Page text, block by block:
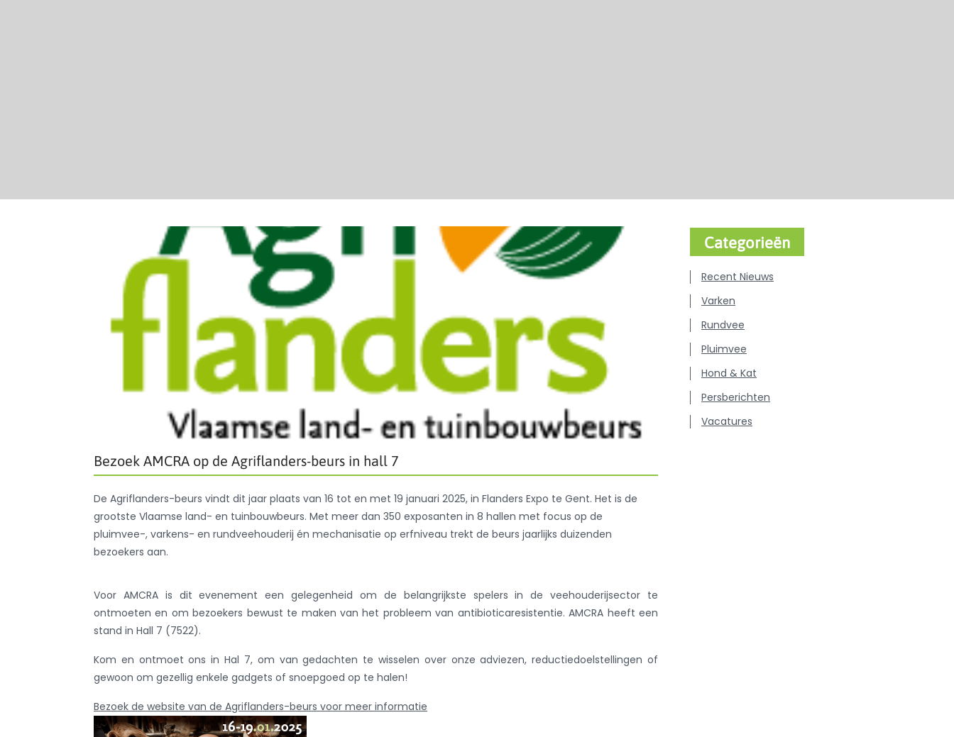
Bezoek AMCRA op de Agriflanders-beurs in hall 7
De Agriflanders-beurs vindt dit jaar plaats van 16 tot en met 19 januari 2025, in Flanders Expo te Gent. Het is de
grootste Vlaamse land- en tuinbouwbeurs. Met meer dan 350 exposanten in 8 hallen met focus op de
pluimvee-, varkens- en rundveehouderij én mechanisatie op erfniveau trekt de beurs jaarlijks duizenden
bezoekers aan.
Voor AMCRA is dit evenement een gelegenheid om de belangrijkste spelers in de veehouderijsector te
ontmoeten en om bezoekers bewust te maken van het probleem van antibioticaresistentie. AMCRA heeft een
stand in Hall 7 (7522).
Kom en ontmoet ons in Hal 7, om van gedachten te wisselen over onze adviezen, reductiedoelstellingen of
gewoon om gezellig enkele gadgets of snoepgoed op te halen!
Bezoek de website van de Agriflanders-beurs voor meer informatie
Categorieën
Recent Nieuws
Varken
Rundvee
Pluimvee
Hond & Kat
Persberichten
Vacatures